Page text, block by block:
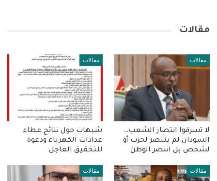
مقالات
مقالات
لا تسرقوا انتصار الشعب…
السودان لم ينتصر لحزب أو
لشخص بل انتصر الوطن
مقالات
شبهات حول نتائج عطاء
عدادات الكهرباء ودعوة
للتحقيق العاجل
مقالات مقالات